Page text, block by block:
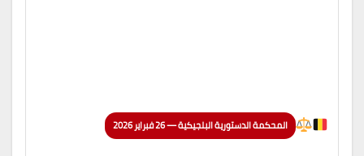
المحكمة الدستورية البلجيكية — 26 فبراير 2026